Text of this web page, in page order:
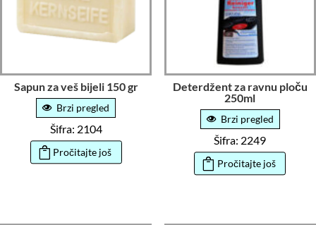
Sapun za veš bijeli 150 gr
Brzi pregled
Šifra: 2104
Pročitajte još
Deterdžent za ravnu ploču
250ml
Brzi pregled
Šifra: 2249
Pročitajte još